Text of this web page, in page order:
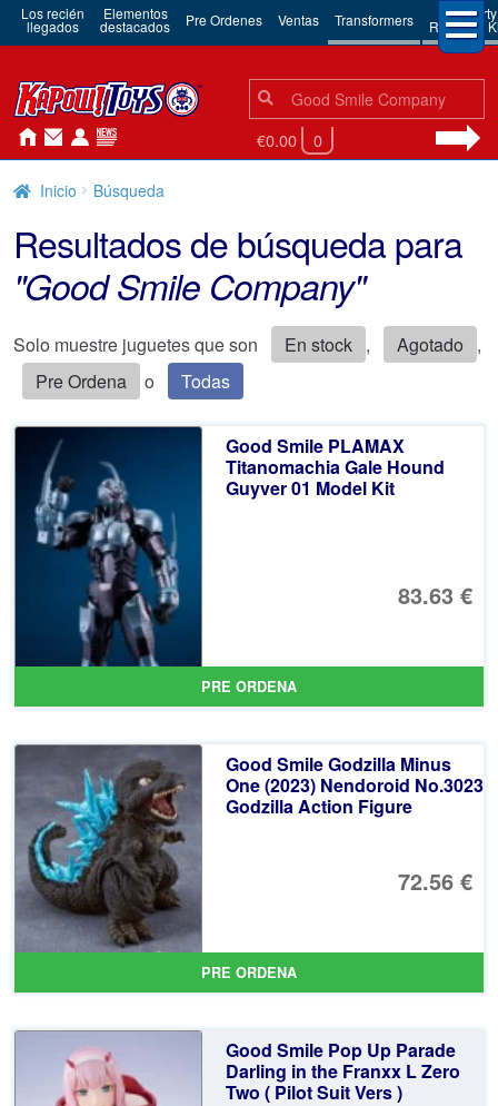
Los recién
llegados
Elementos
destacados Pre Ordenes Ventas Transformers 3rd Party
Robots &
Búsqueda:
Búsqueda
€0.00 0
Inicio Búsqueda
Resultados de búsqueda para
"Good Smile Company"
Solo muestre juguetes que son En stock , Agotado
,
Pre Ordena
o Todas
Good Smile PLAMAX
Titanomachia Gale Hound
Guyver 01 Model Kit
83.63 €
PRE ORDENA
Good Smile Godzilla Minus
One (2023) Nendoroid No.3023
Godzilla Action Figure
72.56 €
PRE ORDENA
Good Smile Pop Up Parade
Darling in the Franxx L Zero
Two ( Pilot Suit Vers )